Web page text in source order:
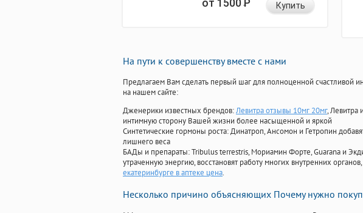
от 1500Р Купить
На пути к совершенству вместе с нами
Предлагаем Вам сделать первый шаг для полноценной счастливой
на нашем сайте:
Дженерики известных брендов:Левитра отзывы 10мг 20мг, Левитра
интимную сторону Вашей жизни более насыщенной и яркой
Синтетические гормоны роста: Динатроп, Ансомон и Гетропин
лишнего веса
БАДы и препараты:Tribulus terrestris, Мориамин Форте, Guarana и
утраченную энергию, восстановят работу многих внутренних
екатеринбурге в аптеке цена.
Несколько причино объясняющих Почему нужно